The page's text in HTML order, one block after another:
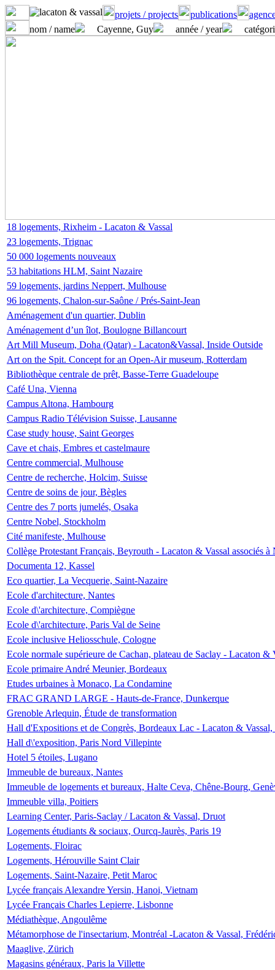
projets / projects publications
nom / name
Cayenne, Guy année / year
18 logements, Rixheim - Lacaton & Vassal
23 logements, Trignac
50 000 logements nouveaux
53 habitations HLM, Saint Nazaire
59 logements, jardins Neppert, Mulhouse
96 logements, Chalon-sur-Saône / Prés-Saint-Jean
Aménagement d'un quartier, Dublin
Aménagement d’un îlot, Boulogne Billancourt
Art Mill Museum, Doha (Qatar) - Lacaton&Vassal, Inside Outside
Art on the Spit. Concept for an Open-Air museum, Rotterdam
Bibliothèque centrale de prêt, Basse-Terre Guadeloupe
Café Una, Vienna
Campus Altona, Hambourg
Campus Radio Télévision Suisse, Lausanne
Case study house, Saint Georges
Cave et chais, Embres et castelmaure
Centre commercial, Mulhouse
Centre de recherche, Holcim, Suisse
Centre de soins de jour, Bègles
Centre des 7 ports jumelés, Osaka
Centre Nobel, Stockholm
Cité manifeste, Mulhouse
Collège Protestant Français, Beyrouth - Lacaton & Vassal associés
Documenta 12, Kassel
Eco quartier, La Vecquerie, Saint-Nazaire
Ecole d'architecture, Nantes
Ecole d\'architecture, Compiègne
Ecole d\'architecture, Paris Val de Seine
Ecole inclusive Heliosschule, Cologne
Ecole normale supérieure de Cachan, plateau de Saclay - Lacaton &
Ecole primaire André Meunier, Bordeaux
Etudes urbaines à Monaco, La Condamine
FRAC GRAND LARGE - Hauts-de-France, Dunkerque
Grenoble Arlequin, Étude de transformation
Hall d'Expositions et de Congrès, Bordeaux Lac - Lacaton &
Hall d\'exposition, Paris Nord Villepinte
Hotel 5 étoiles, Lugano
Immeuble de bureaux, Nantes
Immeuble de logements et bureaux, Halte Ceva, Chêne-Bourg,
Immeuble villa, Poitiers
Learning Center, Paris-Saclay / Lacaton & Vassal, Druot
Logements étudiants & sociaux, Ourcq-Jaurès, Paris 19
Logements, Floirac
Logements, Hérouville Saint Clair
Logements, Saint-Nazaire, Petit Maroc
Lycée français Alexandre Yersin, Hanoi, Vietnam
Lycée Français Charles Lepierre, Lisbonne
Médiathèque, Angoulême
Métamorphose de l'insectarium, Montréal -Lacaton & Vassal,
Maaglive, Zürich
Magasins généraux, Paris la Villette